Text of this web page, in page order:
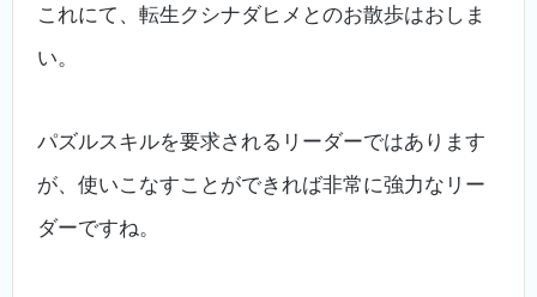
これにて、転生クシナダヒメとのお散歩はおしま
い。
パズルスキルを要求されるリーダーではあります
が、使いこなすことができれば非常に強力なリー
ダーですね。